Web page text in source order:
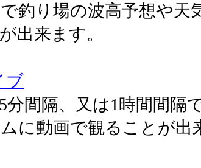
釣り場の波高予想や天
出来ます。
ブ
分間隔、又は1時間間隔
に動画で観ることが出